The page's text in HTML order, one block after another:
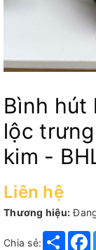
Bình hút
lộc
kim -
Liên hệ
Thương hiệu:
Chia sẻ: Share